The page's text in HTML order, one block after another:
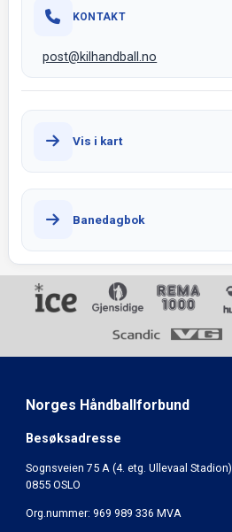
KONTAKT
post@kilhandball.no
Vis i kart
Banedagbok
Norges Håndballforbund
Besøksadresse
Sognsveien 75 A (4. etg. Ullevaal Stadion)
0855 OSLO
Org.nummer: 969 989 336 MVA